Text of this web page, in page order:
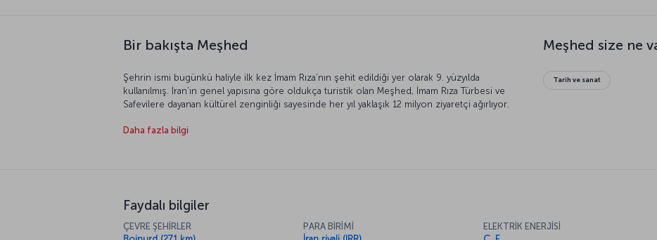
Bir bakışta Meşhed
Şehrin ismi bugünkü haliyle ilk kez İmam Rıza’nın şehit edildiği yer olarak 9. yüzyılda
kullanılmış. İran’ın genel yapısına göre oldukça turistik olan Meşhed, İmam Rıza Türbesi ve
Safevilere dayanan kültürel zenginliği sayesinde her yıl yaklaşık 12 milyon ziyaretçi ağırlıyor.
olarak anılıyor.
Daha fazla bilgi
Meşhed size ne
Tarih ve sanat
Faydalı bilgiler
ÇEVRE ŞEHİRLER
PARA BİRİMİ
ELEKTRİK ENERJİSİ